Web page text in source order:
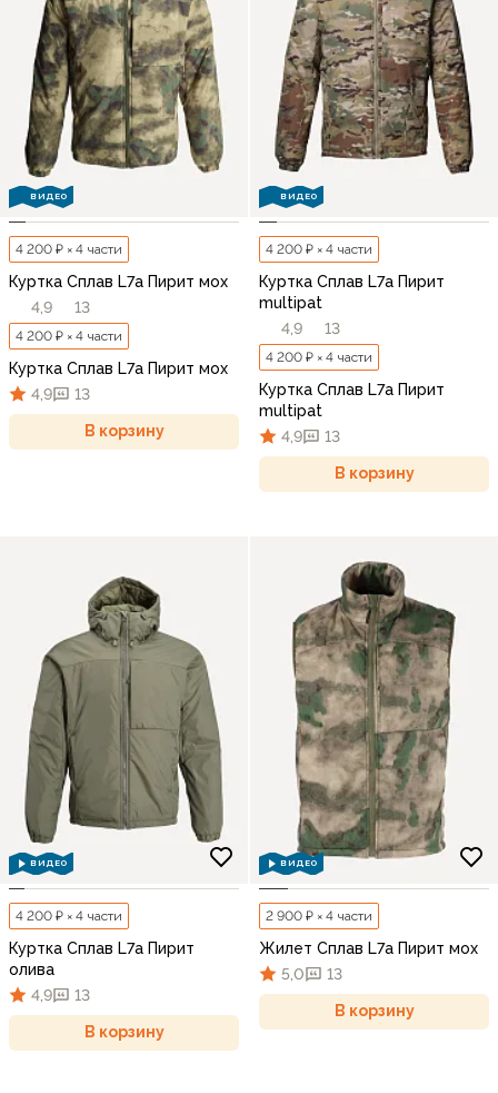
ВИДЕО
4 200 ₽ × 4 части
Куртка Сплав L7a Пирит мох
4,9
13
4 200 ₽ × 4 части
Куртка Сплав L7a Пирит мох
4,9
13
В корзину
ВИДЕО
4 200 ₽ × 4 части
Куртка Сплав L7a Пирит
multipat
4,9
13
4 200 ₽ × 4 части
Куртка Сплав L7a Пирит
multipat
4,9
13
В корзину
ВИДЕО
4 200 ₽ × 4 части
Куртка Сплав L7a Пирит
олива
4,9
13
В корзину
ВИДЕО
2 900 ₽ × 4 части
Жилет Сплав L7a Пирит мох
5,0
13
В корзину